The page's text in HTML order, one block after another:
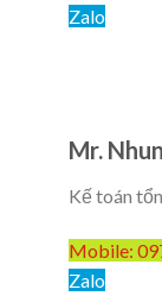
Zalo
Mr.
Kế toán
Mobile:
Zalo